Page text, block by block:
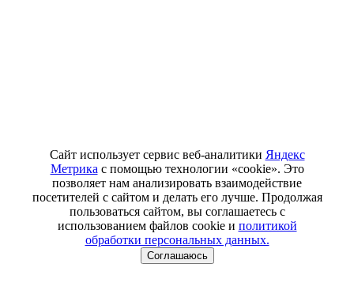
Сайт использует сервис веб-аналитики Яндекс
Метрика с помощью технологии «cookie». Это
позволяет нам анализировать взаимодействие
посетителей с сайтом и делать его лучше. Продолжая
пользоваться сайтом, вы соглашаетесь с
использованием файлов cookie и политикой
обработки персональных данных.
Соглашаюсь